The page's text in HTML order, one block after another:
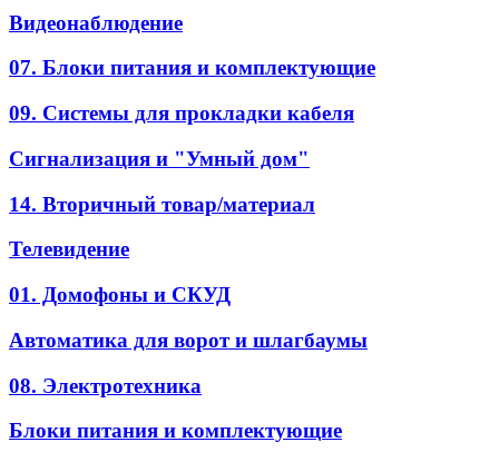
Видеонаблюдение
07. Блоки питания и комплектующие
09. Системы для прокладки кабеля
Сигнализация и "Умный дом"
14. Вторичный товар/материал
Телевидение
01. Домофоны и СКУД
Автоматика для ворот и шлагбаумы
08. Электротехника
Блоки питания и комплектующие